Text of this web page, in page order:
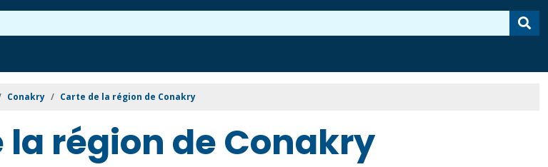
Conakry Carte de la région de Conakry
la région de Conakry